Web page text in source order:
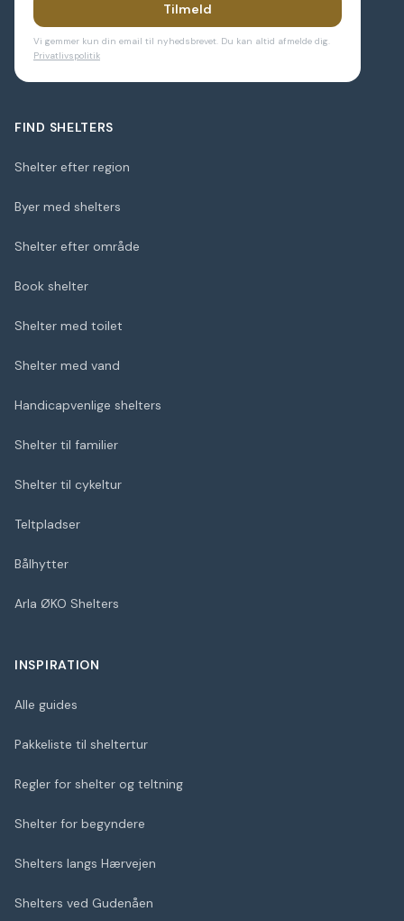
Tilmeld
Vi gemmer kun din email til nyhedsbrevet. Du kan altid afmelde dig.
Privatlivspolitik
FIND SHELTERS
Shelter efter region
Byer med shelters
Shelter efter område
Book shelter
Shelter med toilet
Shelter med vand
Handicapvenlige shelters
Shelter til familier
Shelter til cykeltur
Teltpladser
Bålhytter
Arla ØKO Shelters
INSPIRATION
Alle guides
Pakkeliste til sheltertur
Regler for shelter og teltning
Shelter for begyndere
Shelters langs Hærvejen
Shelters ved Gudenåen